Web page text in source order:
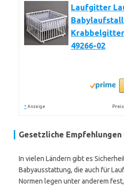
Laufgitter
Babylaufstall
49266-02
* Anzeige
Gesetzliche Empfehlungen
In vielen Ländern gibt es
Babyausstattung, die auch für
Normen legen unter anderem